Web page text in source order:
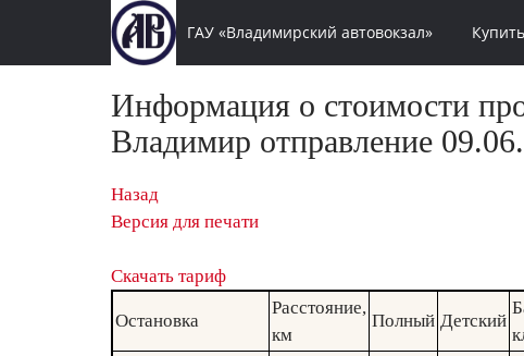
ГАУ «Владимирский автовокзал» Купить
Информация о стоимости
Владимир отправление
Назад
Версия для печати
Скачать тариф
Остановка
Расстояние,
км
Полный Детский